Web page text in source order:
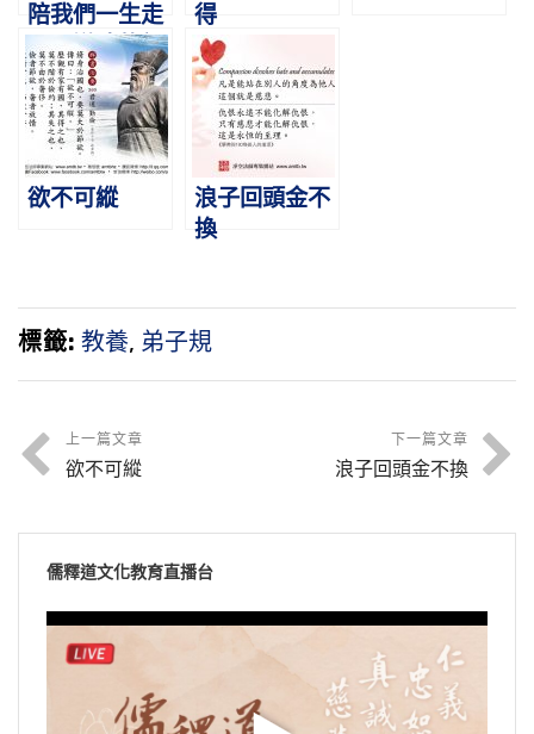
陪我們一生走
最長道路的親
人
得
欲不可縱
浪子回頭金不
換
標籤: 教養, 弟子規
上一篇文章
欲不可縱
下一篇文章
浪子回頭金不換
儒釋道文化教育直播台